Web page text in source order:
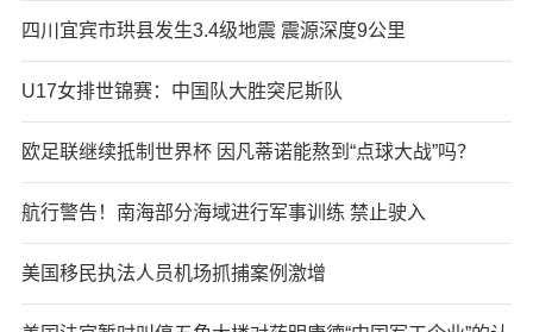
四川宜宾市珙县发生3.4级地震 震源深度9公里
U17女排世锦赛：中国队大胜突尼斯队
欧足联继续抵制世界杯 因凡蒂诺能熬到“点球大战”吗？
航行警告！南海部分海域进行军事训练 禁止驶入
美国移民执法人员机场抓捕案例激增